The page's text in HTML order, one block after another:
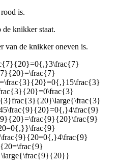
is.
de knikker staat.
van de knikker oneven is.
\frac{3}{20}=0{,}15\frac{3}